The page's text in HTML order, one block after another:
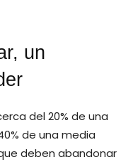
un
del 20% de una
de una media
deben abandonar